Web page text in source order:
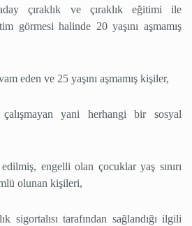
çıraklık ve çıraklık eğitimi ile
görmesi halinde 20 yaşını aşmamış
eden ve 25 yaşını aşmamış kişiler,
yani herhangi bir sosyal
engelli olan çocuklar yaş sınırı
olunan kişileri,
sigortalısı tarafından sağlandığı ilgili